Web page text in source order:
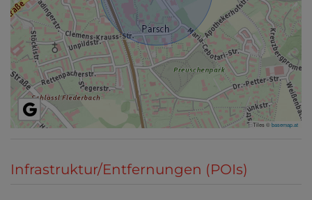
Tiles ©basemap.at
Infrastruktur/Entfernungen (POIs)